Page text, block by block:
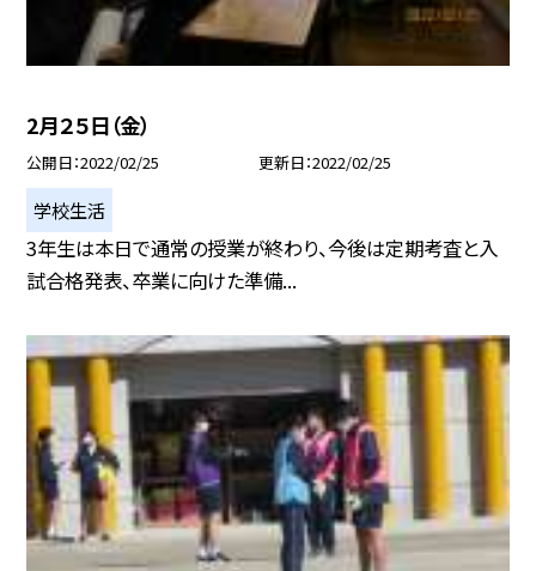
2月２５日（金）
公開日 2022/02/25 更新日 2022/02/25
学校生活
3年生は本日で通常の授業が終わり、今後は定期考査と入
試合格発表、卒業に向けた準備...